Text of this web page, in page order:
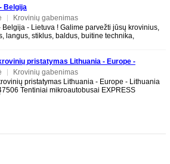
Belgija
Krovinių gabenimas
Belgija - Lietuva ! Galime parvežti jūsų krovinius,
langus, stiklus, baldus, buitine technika,
pristatymas Lithuania - Europe -
37067247506
Krovinių gabenimas
pristatymas Lithuania - Europe - Lithuania
Tentiniai mikroautobusai EXPRESS